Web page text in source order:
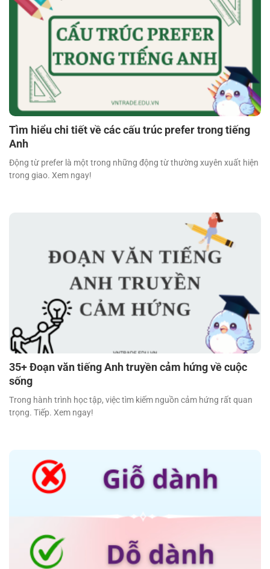
Tìm hiểu chi tiết về các cấu trúc prefer trong tiếng
Anh
Động từ prefer là một trong những động từ thường xuyên xuất hiện
trong giao. Xem ngay!
35+ Đoạn văn tiếng Anh truyền cảm hứng về cuộc
sống
Trong hành trình học tập, việc tìm kiếm nguồn cảm hứng rất quan
trọng. Tiếp. Xem ngay!